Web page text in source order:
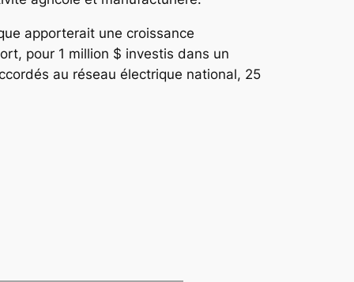
apporterait une croissance
pour 1 million $ investis dans un
au réseau électrique national, 25